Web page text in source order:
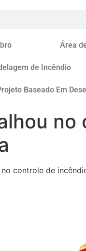
Área
de Incêndio
Baseado Em
no
controle de